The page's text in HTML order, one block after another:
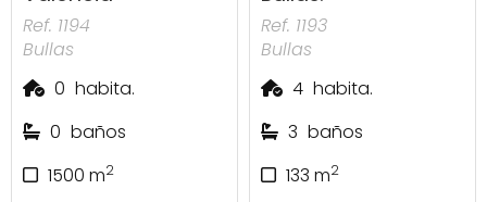
Ref. 1194
Bullas
0 habita.
0 baños
1500 m2
Ref. 1193
Bullas
4 habita.
3 baños
133 m2